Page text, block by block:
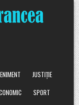
JUSTIȚIE
SPORT